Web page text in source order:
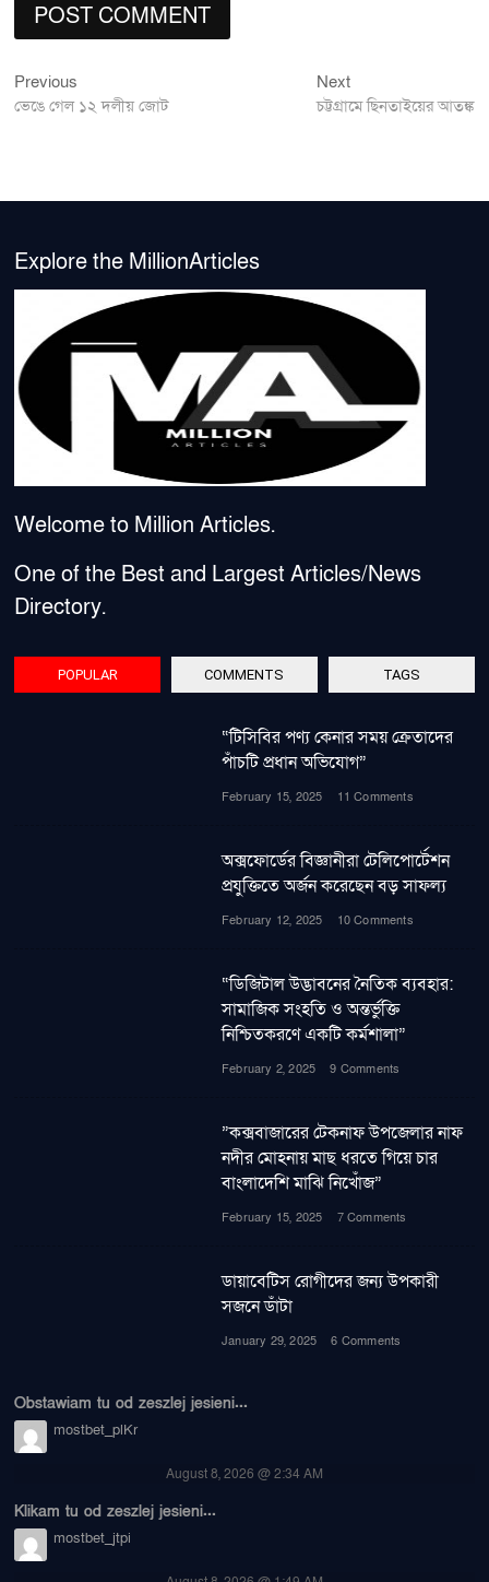
Post
Previous
post:
ভেঙে গেল ১২ দলীয় জোট
NextNext
post:
চট্টগ্রামে ছিনতাইয়ের আতঙ্ক
Explore the MillionArticles
Welcome to Million Articles.
One of the Best and Largest Articles/News
Directory.
POPULAR COMMENTS TAGS
“টিসিবির পণ্য কেনার সময় ক্রেতাদের
পাঁচটি প্রধান অভিযোগ”
February 15, 2025 11 Comments
অক্সফোর্ডের বিজ্ঞানীরা টেলিপোর্টেশন
প্রযুক্তিতে অর্জন করেছেন বড় সাফল্য
February 12, 2025 10 Comments
“ডিজিটাল উদ্ভাবনের নৈতিক ব্যবহার:
সামাজিক সংহতি ও অন্তর্ভুক্তি
নিশ্চিতকরণে একটি কর্মশালা”
February 2, 2025 9 Comments
”কক্সবাজারের টেকনাফ উপজেলার নাফ
নদীর মোহনায় মাছ ধরতে গিয়ে চার
বাংলাদেশি মাঝি নিখোঁজ”
February 15, 2025 7 Comments
ডায়াবেটিস রোগীদের জন্য উপকারী
সজনে ডাঁটা
January 29, 2025 6 Comments
Obstawiam tu od zeszlej jesieni...
mostbet_plKr
August 8, 2026 @ 2:34 AM
Klikam tu od zeszlej jesieni...
mostbet_jtpi